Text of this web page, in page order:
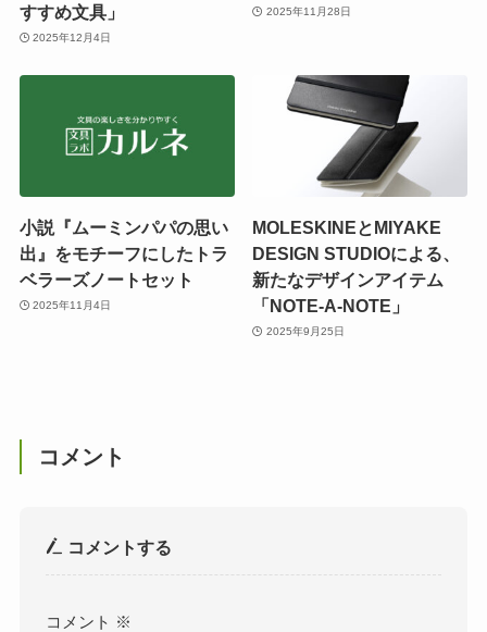
すすめ文具」
2025年12月4日
2025年11月28日
小説『ムーミンパパの思い
出』をモチーフにしたトラ
ベラーズノートセット
2025年11月4日
MOLESKINEとMIYAKE
DESIGN STUDIOによる、
新たなデザインアイテム
「NOTE-A-NOTE」
2025年9月25日
コメント
コメントする
コメント ※